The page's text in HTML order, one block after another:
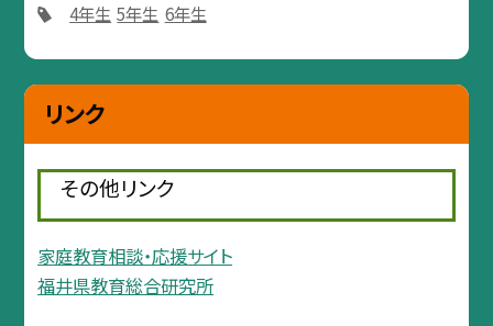
4年生 5年生 6年生
リンク
その他リンク
家庭教育相談・応援サイト
福井県教育総合研究所